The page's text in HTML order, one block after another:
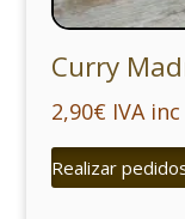
Curry
2,90€ IVA inc
Realizar